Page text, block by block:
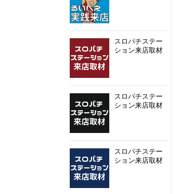
スロパチステー
ション来店取材
スロパチステー
ション来店取材
スロパチステー
ション来店取材